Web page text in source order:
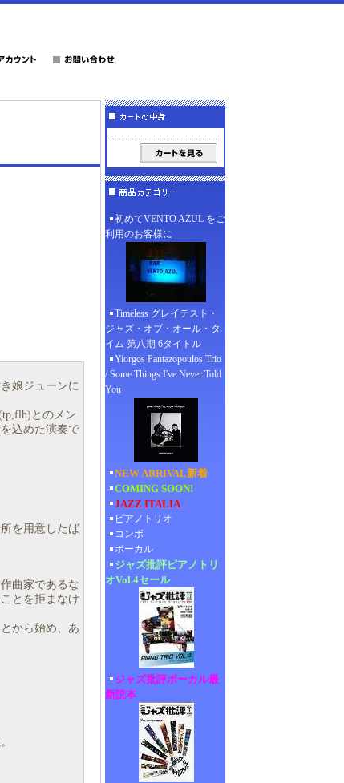
娘ジューンに
とのメン
込めた演奏で
を用意したば
曲家であるな
とを拒まなけ
から始め、あ
初めてVENTO AZUL をご
利用のお客様に
Timeless グレイテスト・
ジャズ・オブ・オール・タ
イム 第八期 6タイトル
Yiorgos Pantazopoulos Trio
/ Some Things I've Never Told
You
NEW ARRIVAL新着
COMING SOON!
JAZZ ITALIA
ピアノトリオ
コンボ
ボーカル
ジャズ批評ピアノトリ
オVol.4セール
ジャズ批評ボーカル最
新読本